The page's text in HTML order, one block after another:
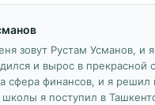
зовут Рустам Усманов, и
и вырос в прекрасной
сфера финансов, и я решил
школы я поступил в